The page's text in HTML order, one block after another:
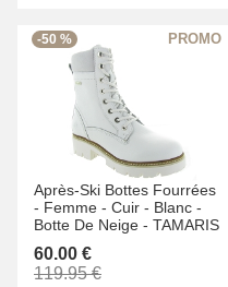
-50 %
Après-Ski Bottes Fourrées
- Femme - Cuir - Blanc -
Botte De Neige - TAMARIS
60.00 €
119.95 €